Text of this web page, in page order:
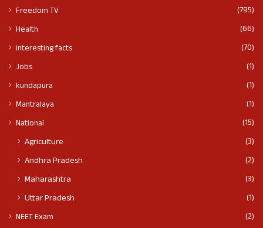
Freedom TV
(795)
Health
(66)
interesting facts
(70)
Jobs
(1)
kundapura
(1)
Mantralaya
(1)
National
(15)
Agriculture
(3)
Andhra Pradesh
(2)
Maharashtra
(3)
Uttar Pradesh
(1)
NEET Exam
(2)